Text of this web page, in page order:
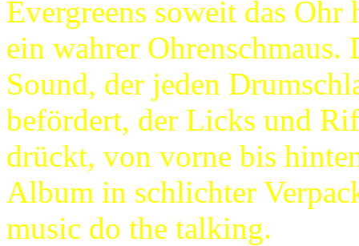
Evergreens soweit das
ein wahrer
Sound, der jeden
befördert, der Licks und
drückt, von vorne bis
Album in schlichter
music do the talking.